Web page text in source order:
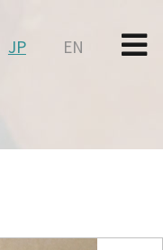
JP EN